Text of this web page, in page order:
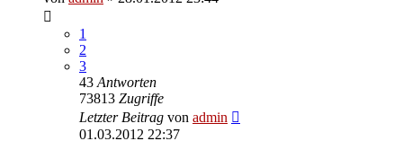
1
2
3
43 Antworten
73813 Zugriffe
Letzter Beitrag von admin
01.03.2012 22:37